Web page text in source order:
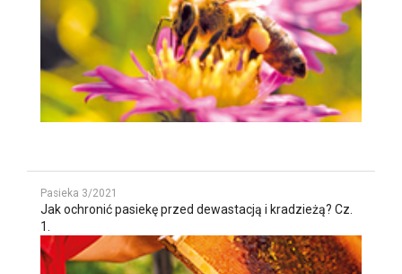
Pasieka 3/2021
Jak ochronić pasiekę przed dewastacją i kradzieżą? Cz.
1.